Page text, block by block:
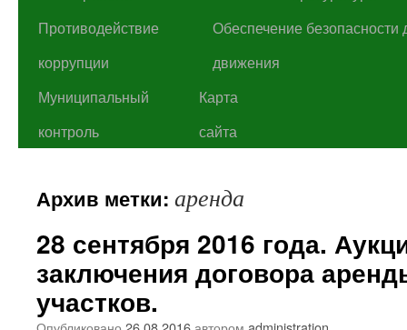
Противодействие
коррупции
Обеспечение безопасности
движения
Муниципальный
контроль
Карта
сайта
Архив метки: аренда
28 сентября 2016 года.
заключения договора
участков.